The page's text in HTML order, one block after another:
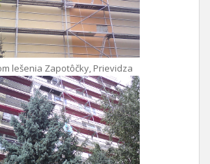
lešenia Zapotôčky, Prievidza